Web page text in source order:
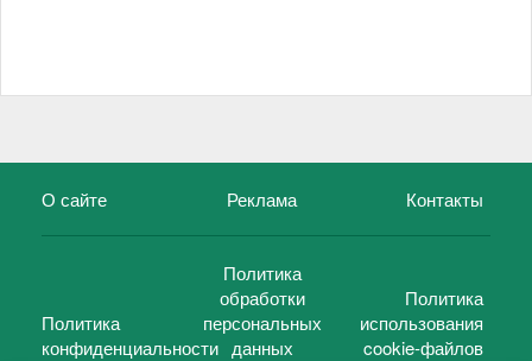
О сайте Реклама Контакты
Политика
конфиденциальности
Политика
обработки
персональных
данных
Политика
использования
cookie-файлов